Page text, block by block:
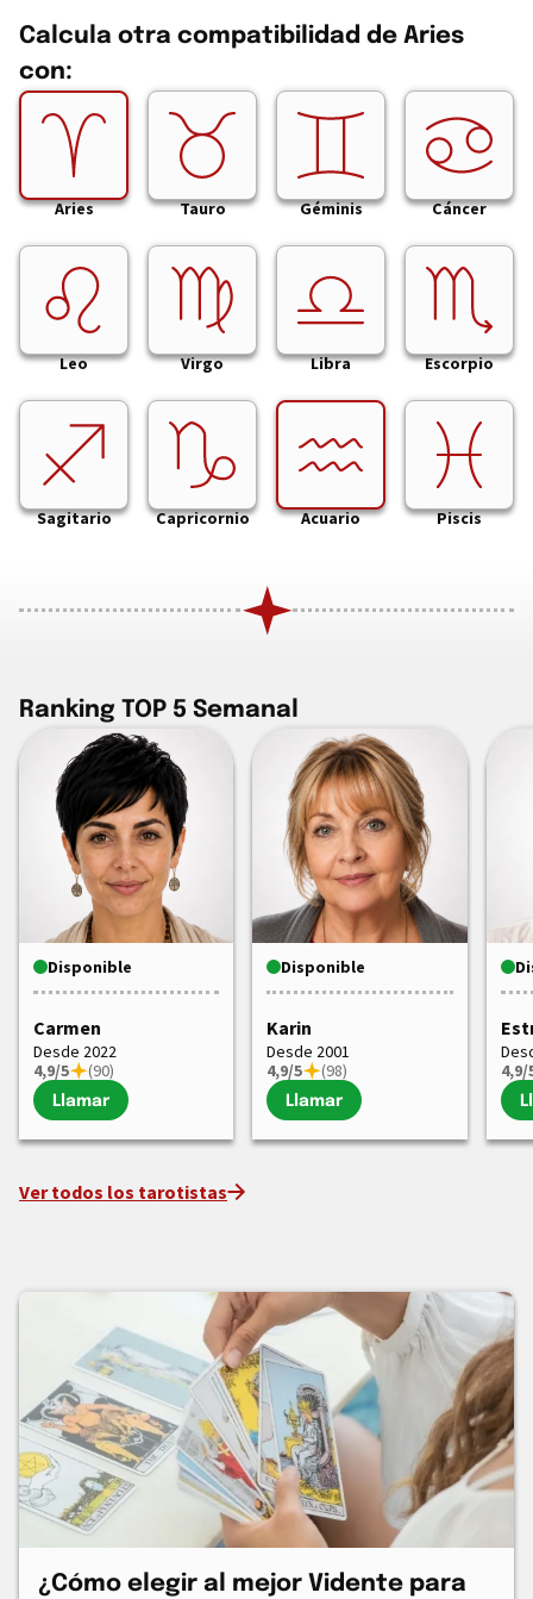
Calcula otra compatibilidad de Aries
con:
Aries Tauro Géminis Cáncer
Leo Virgo Libra Escorpio
Sagitario Capricornio Acuario Piscis
Ranking TOP 5 Semanal
Disponible
Carmen
Desde 2022
4,9/5
(90)
Llamar
Disponible
Karin
Desde 2001
4,9/5
(98)
Llamar
4,9/
Ver todos los tarotistas
¿Cómo elegir al mejor Vidente para